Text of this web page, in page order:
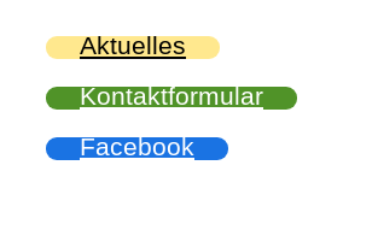
Aktuelles
Kontaktformular
Facebook